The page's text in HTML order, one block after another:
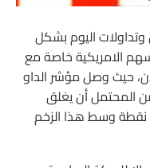
اليوم بشكل
الامريكية خاصة مع
حيث وصل مؤشر الداو
اخرى الى مستوى 32800 ومن المحتمل أن يغلق
المؤشر اليوم اعلى مستوى ال 33000 نقطة وسط هذا الزخم